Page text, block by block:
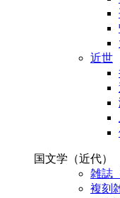
近世
国文学（近代）
雑誌
複刻